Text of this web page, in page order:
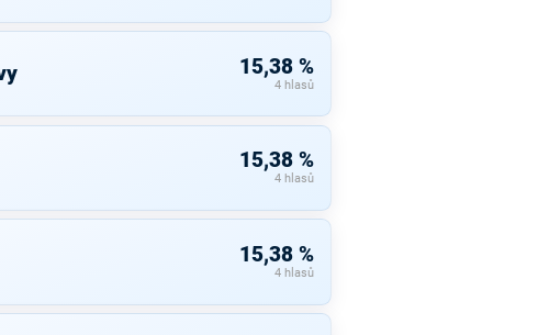
15,38 %
4 hlasů
15,38 %
4 hlasů
15,38 %
4 hlasů